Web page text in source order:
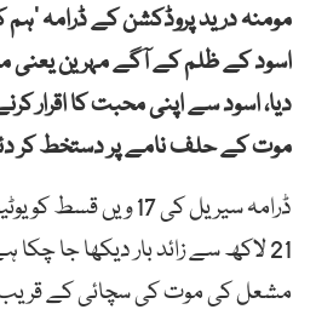
مومنہ درید پروڈکشن کے ڈرامہ
اسود کے ظلم کے آگے مہرین یعنی
دیا، اسود سے اپنی محبت کا اقرار
موت کے حلف نامے پر دستخط کر
ڈرامہ سیریل کی 17
21 لاکھ سے زائد بار دیکھا جا
مشعل کی موت کی سچائی کے